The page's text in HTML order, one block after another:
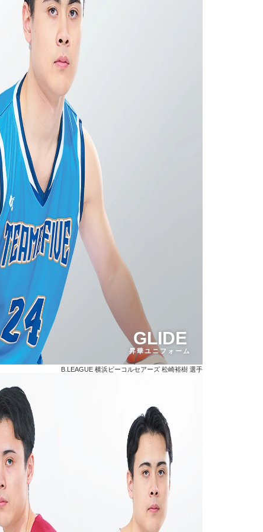
GLIDE
昇華ユニフォーム
B.LEAGUE 横浜ビーコルセアーズ 松崎裕樹 選手